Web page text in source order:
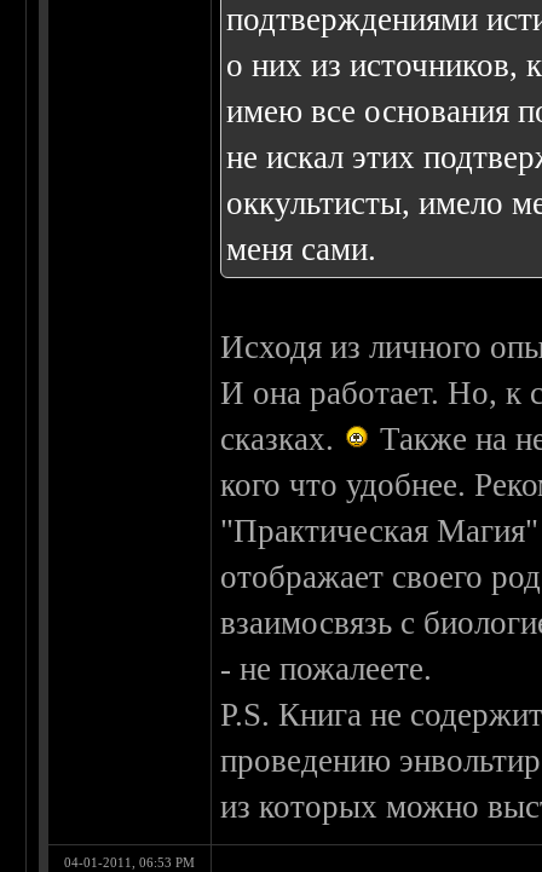
подтверждениями
о них из источников,
имею все основания
не искал этих
оккультисты, имело
меня сами.
Исходя из личного
И она работает. Но, к
сказках.
Также на
кого что удобнее.
"Практическая
отображает своего
взаимосвязь с
- не пожалеете.
P.S. Книга не
проведению
из которых можно
04-01-2011, 06:53 PM